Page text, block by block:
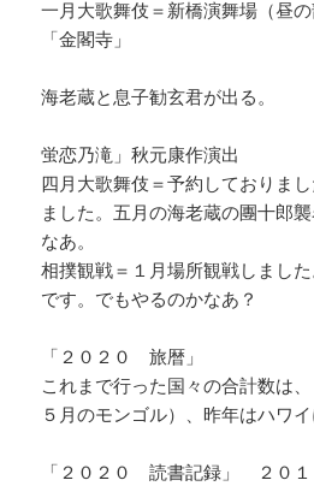
一月大歌舞伎＝新橋演舞場（昼
「金閣寺」
・御存「
海老蔵と息子勧玄君が出る。
・新作歌
蛍恋乃滝」秋元康作演出
四月大歌舞伎＝予約しておりま
ました。五月の海老蔵の團十郎
なあ。
相撲観戦＝１月場所観戦しまし
です。でもやるのかなあ？
「２０２０ 旅暦」
これまで行った国々の合計数は
５月のモンゴル）、昨年はハワイ
「２０２０ 読書記録」 ２０１